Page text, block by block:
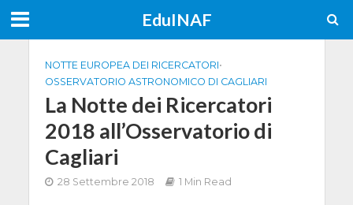
EduINAF
NOTTE EUROPEA DEI RICERCATORI•
OSSERVATORIO ASTRONOMICO DI CAGLIARI
La Notte dei Ricercatori
2018 all’Osservatorio di
Cagliari
28 Settembre 2018 1 Min Read